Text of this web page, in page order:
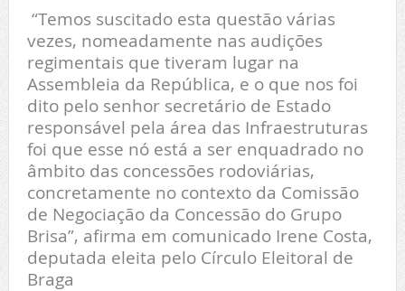
“Temos suscitado esta questão várias
vezes, nomeadamente nas audições
regimentais que tiveram lugar na
Assembleia da República, e o que nos foi
dito pelo senhor secretário de Estado
responsável pela área das Infraestruturas
foi que esse nó está a ser enquadrado no
âmbito das concessões rodoviárias,
concretamente no contexto da Comissão
de Negociação da Concessão do Grupo
Brisa”, afirma em comunicado Irene Costa,
deputada eleita pelo Círculo Eleitoral de
Braga